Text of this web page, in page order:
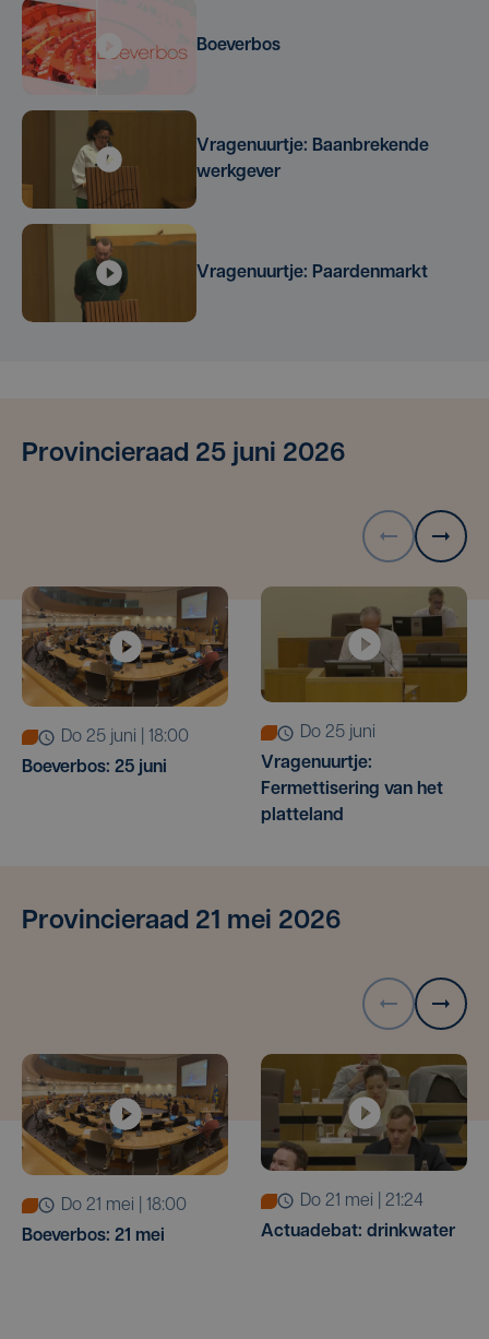
Boeverbos
Vragenuurtje: Baanbrekende
werkgever
Vragenuurtje: Paardenmarkt
Provincieraad 25 juni 2026
do 25 juni | 18:00
Boeverbos: 25 juni
do 25 juni
Vragenuurtje:
Fermettisering van het
platteland
Provincieraad 21 mei 2026
do 21 mei | 18:00
Boeverbos: 21 mei
do 21 mei | 21:24
Actuadebat: drinkwater